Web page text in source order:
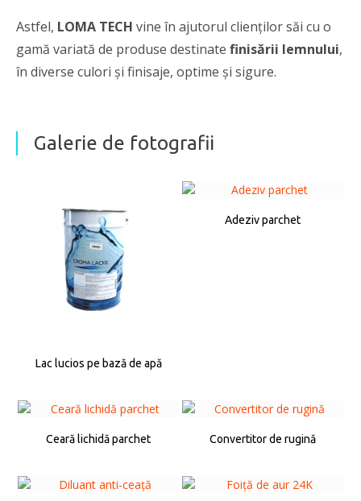
Astfel, LOMA TECH vine în ajutorul clienţilor săi cu o
gamă variată de produse destinate finisării lemnului,
în diverse culori şi finisaje, optime şi sigure.
Galerie de fotografii
Lac lucios pe bază de apă
Adeziv parchet
Ceară lichidă parchet Convertitor de rugină